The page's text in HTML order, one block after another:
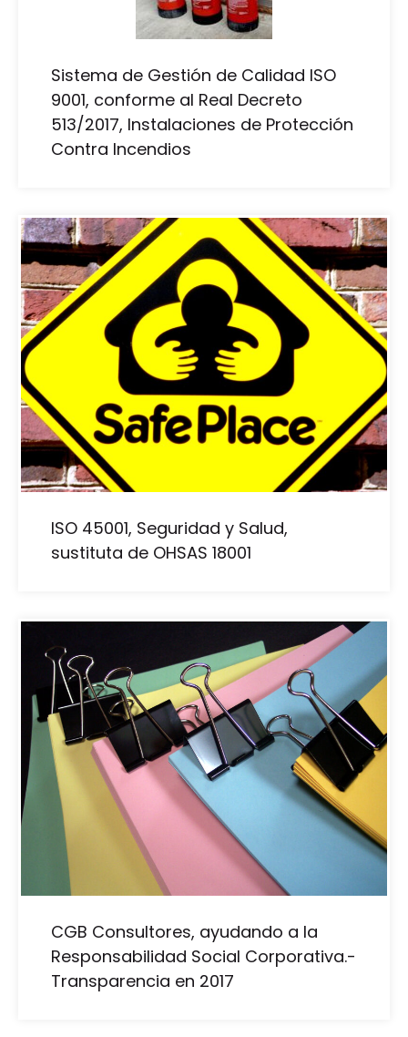
Sistema de Gestión de Calidad ISO
9001, conforme al Real Decreto
513/2017, Instalaciones de Protección
Contra Incendios
ISO 45001, Seguridad y Salud,
sustituta de OHSAS 18001
CGB Consultores, ayudando a la
Responsabilidad Social Corporativa.-
Transparencia en 2017